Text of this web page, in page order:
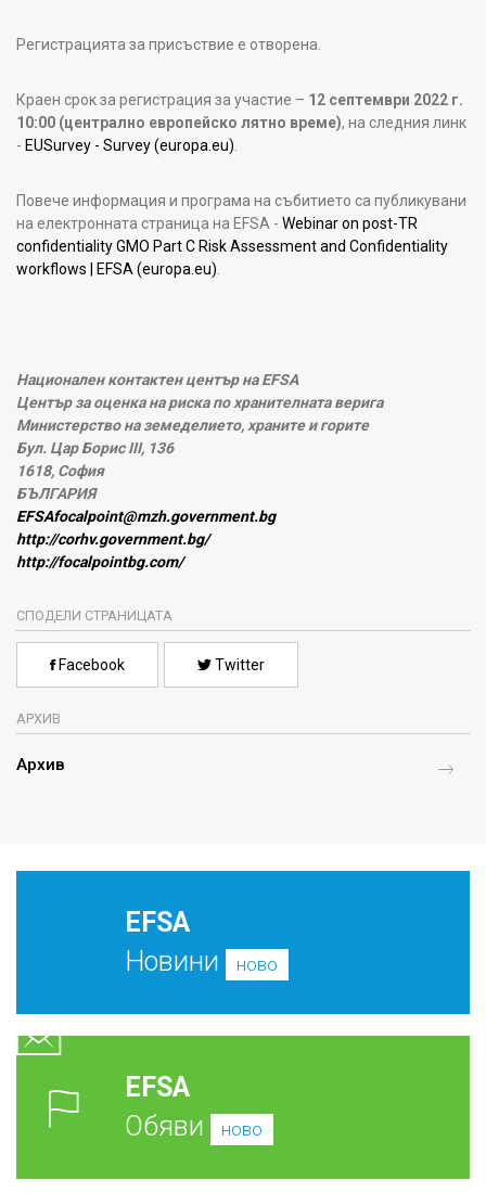
Регистрацията за присъствие е отворена.
Краен срок за регистрация за участие – 12 септември 2022 г.
10:00 (централно европейско лятно време), на следния линк
- EUSurvey - Survey (europa.eu)
Повече информация и програма на събитието са публикувани
на електронната страница на EFSA - Webinar on post-TR
confidentiality GMO Part C Risk Assessment and Confidentiality
workflows | EFSA (europa.eu)
Национален контактен център на EFSA
Център за оценка на риска по хранителната верига
Министерство на земеделието, храните и горите
Бул. Цар Борис III, 136
1618, София
БЪЛГАРИЯ
EFSAfocalpoint@mzh.government.bg
http://corhv.government.bg/
http://focalpointbg.com/
СПОДЕЛИ СТРАНИЦАТА
Facebook Twitter
АРХИВ
Архив
EFSA
Новини
ново
EFSA
Обяви
ново